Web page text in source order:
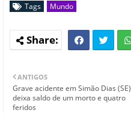
Tags Mundo
ANTIGOS
Grave acidente em Simão Dias (SE)
deixa saldo de um morto e quatro
feridos